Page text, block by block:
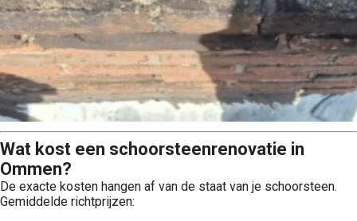
Wat kost een schoorsteenrenovatie in
Ommen?
De exacte kosten hangen af van de staat van je schoorsteen.
Gemiddelde richtprijzen: